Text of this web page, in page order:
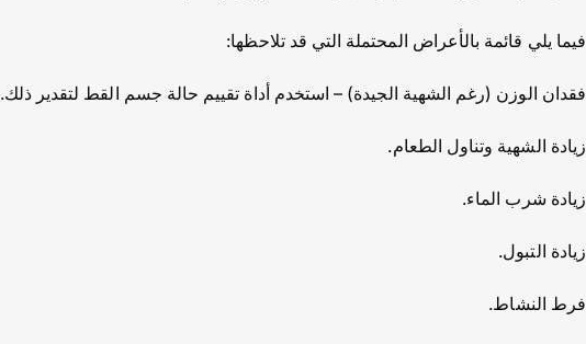
فيما يلي قائمة بالأعراض المحتملة التي قد تلاحظها:
فقدان الوزن (رغم الشهية الجيدة) – استخدم أداة تقييم حالة جسم القط لتقدير ذلك.
زيادة الشهية وتناول الطعام.
زيادة شرب الماء.
زيادة التبول.
فرط النشاط.